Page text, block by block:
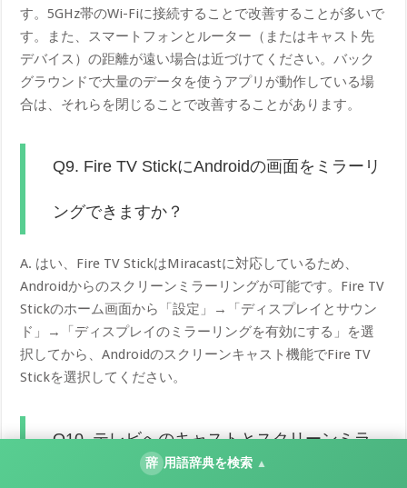
す。5GHz帯のWi-Fiに接続することで改善することが多いで
す。また、スマートフォンとルーター（またはキャスト先
デバイス）の距離が遠い場合は近づけてください。バック
グラウンドで大量のデータを使うアプリが動作している場
合は、それらを閉じることで改善することがあります。
Q9. Fire TV StickにAndroidの画面をミラーリ
ングできますか？
A. はい、Fire TV StickはMiracastに対応しているため、
Androidからのスクリーンミラーリングが可能です。Fire TV
Stickのホーム画面から「設定」→「ディスプレイとサウン
ド」→「ディスプレイのミラーリングを有効にする」を選
択してから、Androidのスクリーンキャスト機能でFire TV
Stickを選択してください。
Q10. テレビへのキャストとスクリーンミラ
辞 用語辞典を検索 ▲